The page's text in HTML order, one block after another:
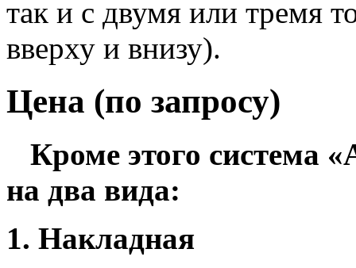
так и с двумя или тремя
вверху и внизу).
Цена (по запросу)
Кроме этого система
на два вида:
1. Накладная